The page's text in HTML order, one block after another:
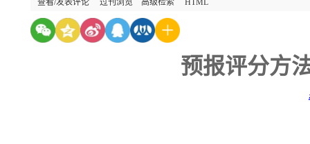
查看/发表评论
过刊浏览 高级检索 HTML
预报评分方